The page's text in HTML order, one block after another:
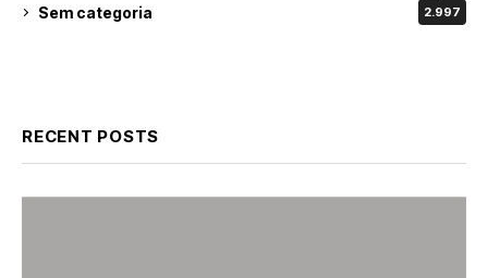
Sem categoria 2.997
RECENT POSTS